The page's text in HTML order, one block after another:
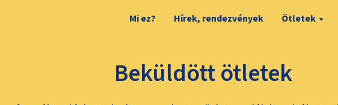
Mi ez? Hírek, rendezvények Ötletek
Beküldött ötletek